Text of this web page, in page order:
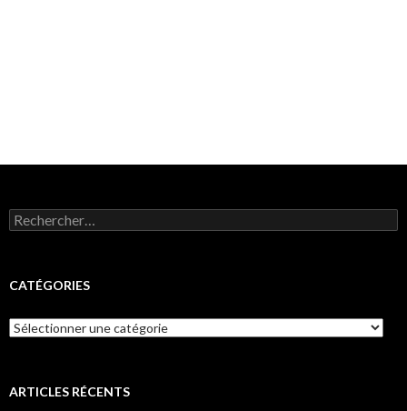
Rechercher :
CATÉGORIES
Catégories
ARTICLES RÉCENTS